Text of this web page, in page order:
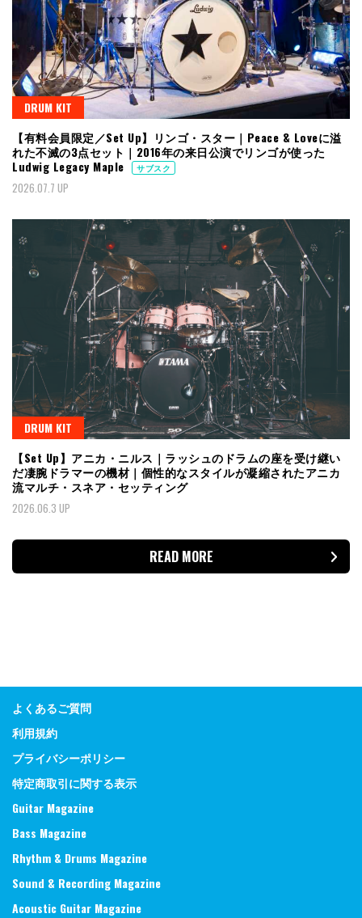
DRUM KIT
【有料会員限定／Set Up】リンゴ・スター｜Peace & Loveに溢
れた不滅の3点セット｜2016年の来日公演でリンゴが使った
Ludwig Legacy Maple
サブスク
2026.07.7 UP
DRUM KIT
【Set Up】アニカ・ニルス｜ラッシュのドラムの座を受け継い
だ凄腕ドラマーの機材｜個性的なスタイルが凝縮されたアニカ
流マルチ・スネア・セッティング
2026.06.3 UP
READ MORE
よくあるご質問
利用規約
プライバシーポリシー
特定商取引に関する表示
Guitar Magazine
Bass Magazine
Rhythm & Drums Magazine
Sound & Recording Magazine
Acoustic Guitar Magazine